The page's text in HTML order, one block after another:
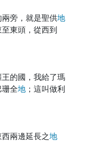
兩旁，就是聖供地
東頭，從西到
王的國，我給了瑪
珊全地 ；這叫做利
西兩邊延長之地